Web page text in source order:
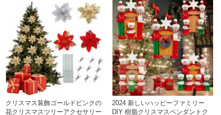
クリスマス装飾ゴールドピンクの
花クリスマスツリーアクセサリー
2024 新しいハッピーファミリー
DIY 樹脂クリスマスペンダントク